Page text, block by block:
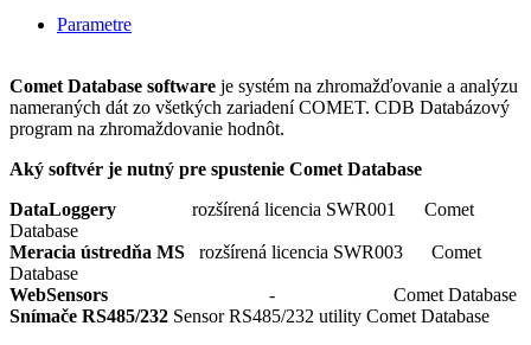
Parametre
Comet Database software je systém na zhromažďovanie a analýzu
nameraných dát zo všetkých zariadení COMET. CDB Databázový
program na zhromaždovanie hodnôt.
Aký softvér je nutný pre spustenie Comet Database
DataLoggery rozšírená licencia SWR001 Comet
Database
Meracia ústredňa MS rozšírená licencia SWR003 Comet
Database
WebSensors - Comet Database
Snímače RS485/232 Sensor RS485/232 utility Comet Database